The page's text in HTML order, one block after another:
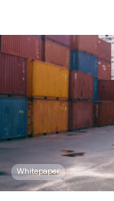
Whitepaper